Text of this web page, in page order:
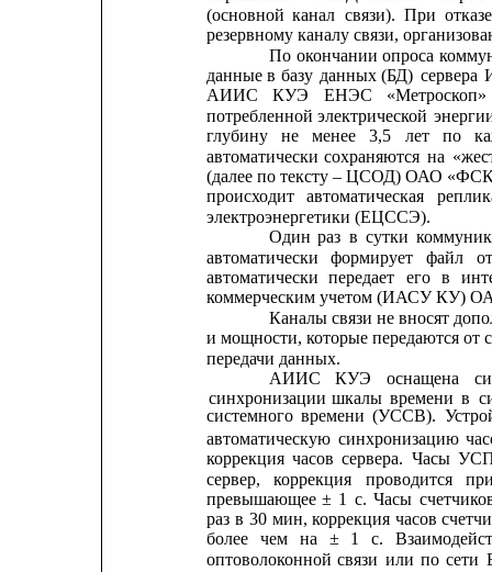
(основной канал связи). При отказе
резервному каналу связи,
По окончании опроса
данные в базу данных (БД) сервера
АИИС
КУЭ ЕНЭС
«Метроскоп»
потребленной электрической
глубину
не менее 3,5 лет по
автоматически сохраняются на
(далее по тексту – ЦСОД) ОАО
происходит
автоматическая
электроэнергетики (ЕЦССЭ).
Один раз в сутки
автоматически
формирует файл
автоматически передает его в
коммерческим учетом (ИАСУ КУ)
Каналы связи не вносят
и мощности, которые передаются от
передачи данных.
АИИС
КУЭ оснащена
синхронизации шкалы времени в
системного времени (УССВ).
автоматическую синхронизацию
коррекция часов сервера. Часы
сервер,
коррекция проводится
превышающее ± 1 с. Часы
раз в 30 мин, коррекция часов
более
чем на ± 1 с.
оптоволоконной связи или по сети